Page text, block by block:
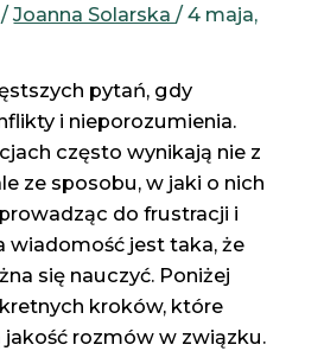
/Joanna Solarska/4 maja,
pytań, gdy
i nieporozumienia.
często wynikają nie z
ze sposobu, w jaki o nich
do frustracji i
wiadomość jest taka, że
się nauczyć. Poniżej
kroków, które
jakość rozmów w związku.